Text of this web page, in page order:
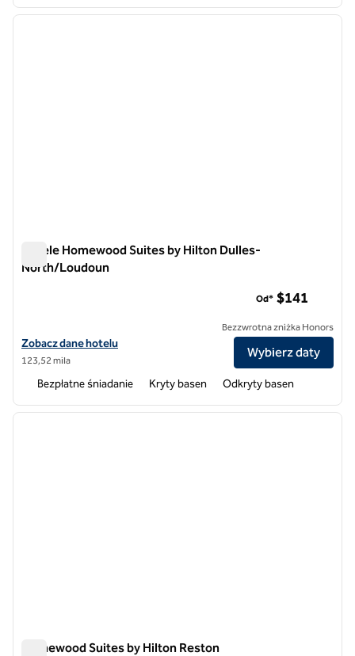
1 z 12
Hotele Homewood Suites by Hilton Dulles-
North/Loudoun
Zobacz szczegóły hotelu Homewood Suites by Hilton Dulles-
Zobacz dane hotelu
123,52 mila
Od* $141
Bezzwrotna zniżka Honors
Wybierz daty
Bezpłatne śniadanie Kryty basen Odkryty basen
1 z 12
Homewood Suites by Hilton Reston